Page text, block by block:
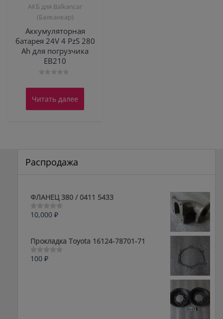
АКБ для Balkanсar
(Балканкар)
Аккумуляторная
батарея 24V 4 PzS 280
Ah для погрузчика
ЕВ210
0
5
Читать далее
Распродажа
ФЛАНЕЦ 380 / 0411 5433
Оценка
5
10,000 ₽
Прокладка Toyota 16124-78701-71
Оценка
100 ₽